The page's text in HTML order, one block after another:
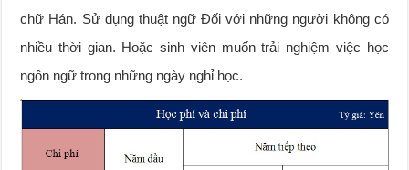
chữ Hán. Sử dụng thuật ngữ Đối với những người không có
nhiều thời gian. Hoặc sinh viên muốn trải nghiệm việc học
ngôn ngữ trong những ngày nghỉ học.